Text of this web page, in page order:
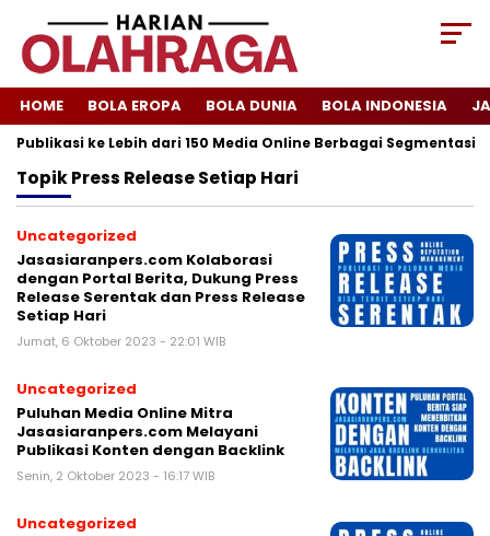
HOME BOLA EROPA BOLA DUNIA BOLA INDONESIA
ke Lebih dari 150 Media Online Berbagai Segmentasi
TopikPress Release Setiap Hari
Uncategorized
Jasasiaranpers.com Kolaborasi
dengan Portal Berita, Dukung Press
Release Serentak dan Press Release
Setiap Hari
Jumat, 6 Oktober 2023 - 22:01 WIB
Uncategorized
Puluhan Media Online Mitra
Jasasiaranpers.com Melayani
Publikasi Konten dengan Backlink
Senin, 2 Oktober 2023 - 16:17 WIB
Uncategorized